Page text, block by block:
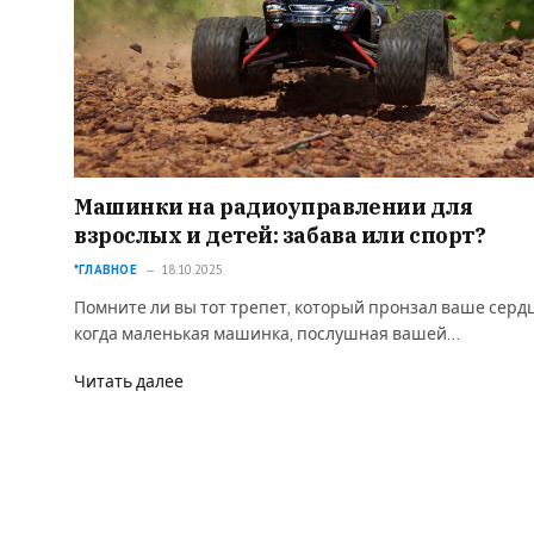
Машинки на радиоуправлении для
взрослых и детей: забава или спорт?
*ГЛАВНОЕ 18.10.2025
Помните ли вы тот трепет, который пронзал ваше
когда маленькая машинка, послушная вашей…
Читать далее